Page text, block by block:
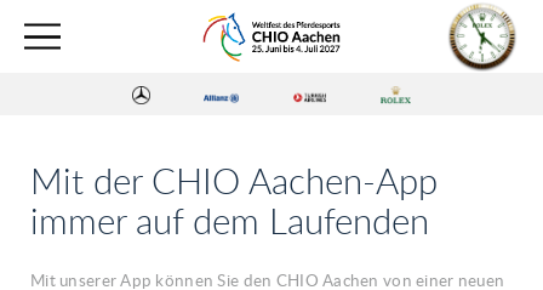
Mit der CHIO Aachen-App
immer auf dem Laufenden
Mit unserer App können Sie den CHIO Aachen von einer neuen